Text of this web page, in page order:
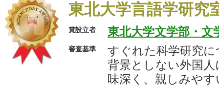
東北大学言語学研究
賞設立者 東北大学文学部・文
審査基準
すぐれた科学研究
背景としない外国
味深く、親しみや